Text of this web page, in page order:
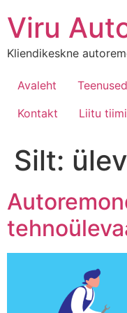
Viru
Kliendikeskne
Avaleht Teenused
Kontakt
Liitu
Silt: